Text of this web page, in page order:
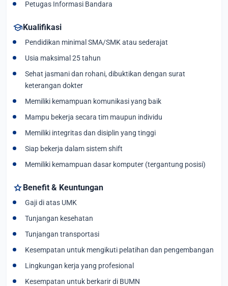
Petugas Informasi Bandara
schoolKualifikasi
Pendidikan minimal SMA/SMK atau sederajat
Usia maksimal 25 tahun
Sehat jasmani dan rohani, dibuktikan dengan surat
keterangan dokter
Memiliki kemampuan komunikasi yang baik
Mampu bekerja secara tim maupun individu
Memiliki integritas dan disiplin yang tinggi
Siap bekerja dalam sistem shift
Memiliki kemampuan dasar komputer (tergantung posisi)
starBenefit & Keuntungan
Gaji di atas UMK
Tunjangan kesehatan
Tunjangan transportasi
Kesempatan untuk mengikuti pelatihan dan pengembangan
Lingkungan kerja yang profesional
Kesempatan untuk berkarir di BUMN